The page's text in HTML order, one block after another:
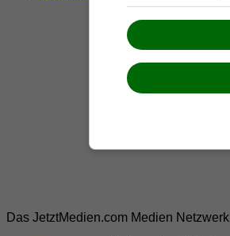
Das JetztMedien.com Medien Netzwerk